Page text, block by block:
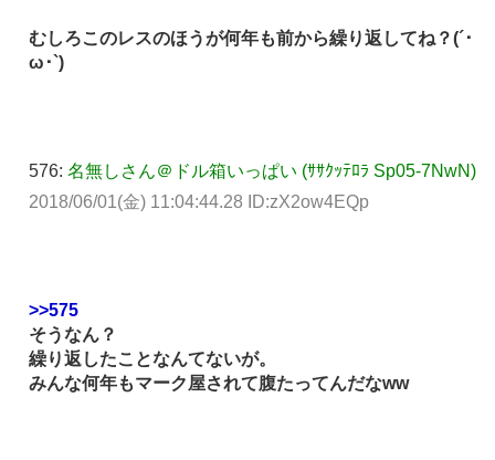
むしろこのレスのほうが何年も前から繰り返してね？(´･
ω･`)
576: 名無しさん＠ドル箱いっぱい (ｻｻｸｯﾃﾛﾗ Sp05-7NwN)
2018/06/01(金) 11:04:44.28 ID:zX2ow4EQp
>>575
そうなん？
繰り返したことなんてないが。
みんな何年もマーク屋されて腹たってんだなww